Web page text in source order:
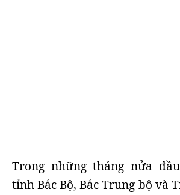
Trong những tháng nửa
tỉnh Bắc Bộ, Bắc Trung bộ và